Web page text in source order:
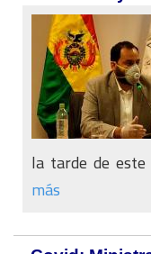
la tarde de este
más